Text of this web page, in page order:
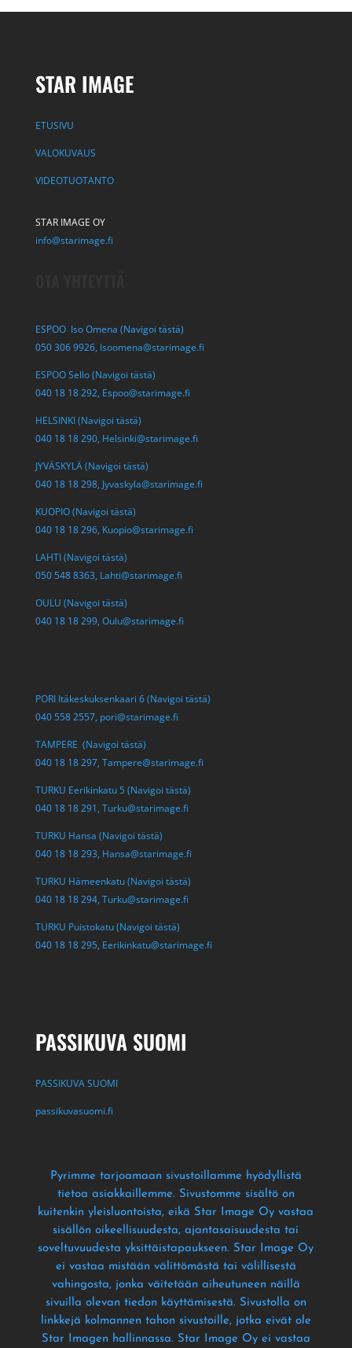
STAR IMAGE
ETUSIVU
VALOKUVAUS
VIDEOTUOTANTO
STAR IMAGE OY
info@starimage.fi
ESPOO Iso Omena (Navigoi tästä)
050 306 9926, Isoomena@starimage.fi
ESPOO Sello (Navigoi tästä)
040 18 18 292, Espoo@starimage.fi
HELSINKI (Navigoi tästä)
040 18 18 290, Helsinki@starimage.fi
JYVÄSKYLÄ (Navigoi tästä)
040 18 18 298, Jyvaskyla@starimage.fi
KUOPIO (Navigoi tästä)
040 18 18 296, Kuopio@starimage.fi
LAHTI (Navigoi tästä)
050 548 8363, Lahti@starimage.fi
OULU (Navigoi tästä)
040 18 18 299, Oulu@starimage.fi
PORI Itäkeskuksenkaari 6 (Navigoi tästä)
040 558 2557, pori@starimage.fi
TAMPERE (Navigoi tästä)
040 18 18 297, Tampere@starimage.fi
TURKU Eerikinkatu 5 (Navigoi tästä)
040 18 18 291, Turku@starimage.fi
TURKU Hansa (Navigoi tästä)
040 18 18 293, Hansa@starimage.fi
TURKU Hämeenkatu (Navigoi tästä)
040 18 18 294, Turku@starimage.fi
TURKU Puistokatu (Navigoi tästä)
040 18 18 295, Eerikinkatu@starimage.fi
PASSIKUVA SUOMI
PASSIKUVA SUOMI
passikuvasuomi.fi
Pyrimme tarjoamaan sivustoillamme hyödyllistä
tietoa asiakkaillemme. Sivustomme sisältö on
kuitenkin yleisluontoista, eikä Star Image Oy vastaa
sisällön oikeellisuudesta, ajantasaisuudesta tai
soveltuvuudesta yksittäistapaukseen. Star Image Oy
ei vastaa mistään välittömästä tai välillisestä
vahingosta, jonka väitetään aiheutuneen näillä
sivuilla olevan tiedon käyttämisestä. Sivustolla on
linkkejä kolmannen tahon sivustoille, jotka eivät ole
Star Imagen hallinnassa. Star Image Oy ei vastaa